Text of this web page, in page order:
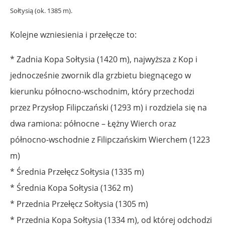
Sołtysią (ok. 1385 m).
Kolejne wzniesienia i przełęcze to:
* Zadnia Kopa Sołtysia (1420 m), najwyższa z Kop i
jednocześnie zwornik dla grzbietu biegnącego w
kierunku północno-wschodnim, który przechodzi
przez Przysłop Filipczański (1293 m) i rozdziela się na
dwa ramiona: północne – Łężny Wierch oraz
północno-wschodnie z Filipczańskim Wierchem (1223
m)
* Średnia Przełęcz Sołtysia (1335 m)
* Średnia Kopa Sołtysia (1362 m)
* Przednia Przełęcz Sołtysia (1305 m)
* Przednia Kopa Sołtysia (1334 m), od której odchodzi